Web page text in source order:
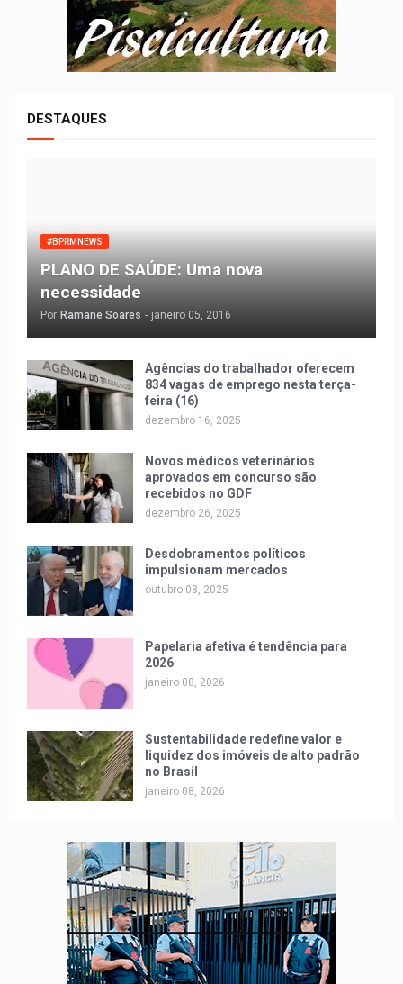
DESTAQUES
#BPRMNEWS
PLANO DE SAÚDE: Uma nova
necessidade
Por Ramane Soares - janeiro 05, 2016
Agências do trabalhador oferecem
834 vagas de emprego nesta terça-
feira (16)
dezembro 16, 2025
Novos médicos veterinários
aprovados em concurso são
recebidos no GDF
dezembro 26, 2025
Desdobramentos políticos
impulsionam mercados
outubro 08, 2025
Papelaria afetiva é tendência para
2026
janeiro 08, 2026
Sustentabilidade redefine valor e
liquidez dos imóveis de alto padrão
no Brasil
janeiro 08, 2026